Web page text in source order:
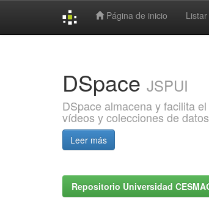
Página de inicio Listar
DSpace JSPUI
DSpace almacena y facilita
vídeos y colecciones de
Leer más
Repositorio Universidad